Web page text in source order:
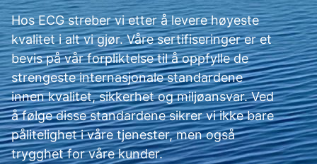
Hos ECG streber vi etter å levere høyeste
kvalitet i alt vi gjør. Våre sertifiseringer er et
bevis på vår forpliktelse til å oppfylle de
strengeste internasjonale standardene
innen kvalitet, sikkerhet og miljøansvar. Ved
å følge disse standardene sikrer vi ikke bare
pålitelighet i våre tjenester, men også
trygghet for våre kunder.